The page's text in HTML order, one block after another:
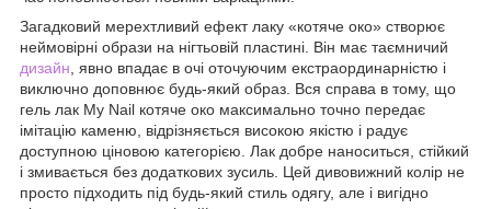
Загадковий мерехтливий ефект лаку «котяче око» створює
неймовірні образи на нігтьовій пластині. Він має таємничий
дизайн , явно впадає в очі оточуючим екстраординарністю і
виключно доповнює будь-який образ. Вся справа в тому, що
гель лак My Nail котяче око максимально точно передає
імітацію каменю, відрізняється високою якістю і радує
доступною ціновою категорією. Лак добре наноситься, стійкий
і змивається без додаткових зусиль. Цей дивовижний колір не
просто підходить під будь-який стиль одягу, але і вигідно